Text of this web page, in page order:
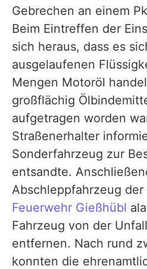
Gebrechen an einem
Beim Eintreffen der
sich heraus, dass es
ausgelaufenen
Mengen Motoröl
großflächig
aufgetragen worden
Straßenerhalter
Sonderfahrzeug zur
entsandte.
Abschleppfahrzeug der
Feuerwehr Gießhübl
Fahrzeug von der
entfernen. Nach rund
konnten die